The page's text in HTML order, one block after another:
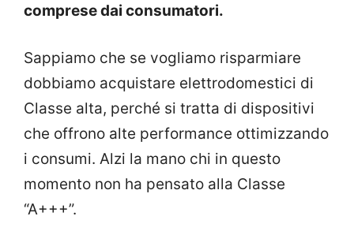
comprese dai consumatori.
Sappiamo che se vogliamo risparmiare
dobbiamo acquistare elettrodomestici di
Classe alta, perché si tratta di dispositivi
che offrono alte performance ottimizzando
i consumi. Alzi la mano chi in questo
momento non ha pensato alla Classe
“A+++”.